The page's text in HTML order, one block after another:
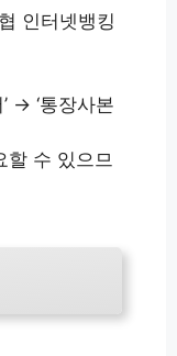
인터넷뱅킹
→ ‘통장사본
할 수 있으므